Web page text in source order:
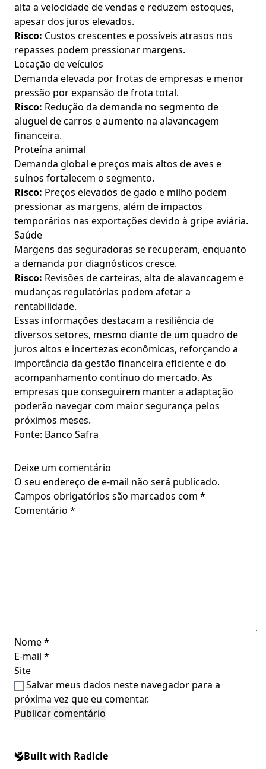
alta a velocidade de vendas e reduzem estoques,
apesar dos juros elevados.
Risco: Custos crescentes e possíveis atrasos nos
repasses podem pressionar margens.
Locação de veículos
Demanda elevada por frotas de empresas e menor
pressão por expansão de frota total.
Risco: Redução da demanda no segmento de
aluguel de carros e aumento na alavancagem
financeira.
Proteína animal
Demanda global e preços mais altos de aves e
suínos fortalecem o segmento.
Risco: Preços elevados de gado e milho podem
pressionar as margens, além de impactos
temporários nas exportações devido à gripe aviária.
Saúde
Margens das seguradoras se recuperam, enquanto
a demanda por diagnósticos cresce.
Risco: Revisões de carteiras, alta de alavancagem e
mudanças regulatórias podem afetar a
rentabilidade.
Essas informações destacam a resiliência de
diversos setores, mesmo diante de um quadro de
juros altos e incertezas econômicas, reforçando a
importância da gestão financeira eficiente e do
acompanhamento contínuo do mercado. As
empresas que conseguirem manter a adaptação
poderão navegar com maior segurança pelos
próximos meses.
Fonte: Banco Safra
Deixe um comentário
O seu endereço de e-mail não será publicado.
Campos obrigatórios são marcados com *
Comentário *
Nome*
E-mail *
Site
Salvar meus dados neste navegador para a
próxima vez que eu comentar.
Built with Radicle